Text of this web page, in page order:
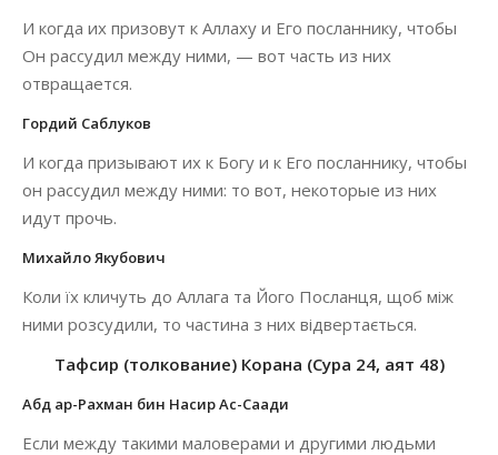
И когда их призовут к Аллаху и Его посланнику, чтобы
Он рассудил между ними, — вот часть из них
отвращается.
Гордий Саблуков
И когда призывают их к Богу и к Его посланнику, чтобы
он рассудил между ними: то вот, некоторые из них
идут прочь.
Михайло Якубович
Коли їх кличуть до Аллага та Його Посланця, щоб між
ними розсудили, то частина з них відвертається.
Тафсир (толкование) Корана (Сура 24, аят 48)
Абд ар-Рахман бин Насир Ас-Саади
Если между такими маловерами и другими людьми